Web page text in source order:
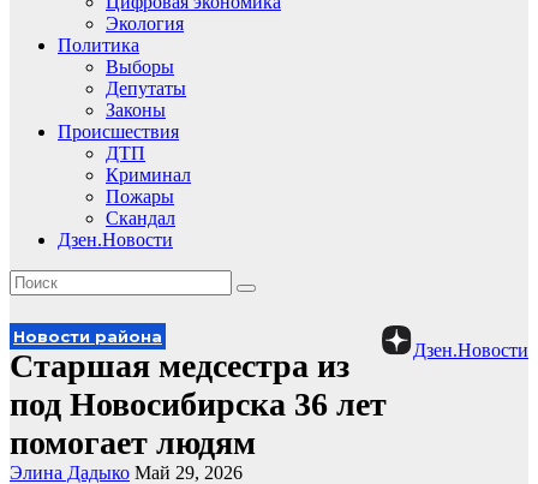
Экология
Политика
Выборы
Депутаты
Законы
Происшествия
ДТП
Криминал
Пожары
Скандал
Дзен.Новости
Дзен.Новости
Новости района
Старшая медсестра из
под Новосибирска 36 лет
помогает людям
Элина Дадыко Май 29, 2026